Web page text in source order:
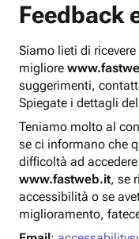
Feedback
Siamo lieti di
migliore
suggerimenti,
Spiegate i dettagli
Teniamo molto al
se ci informano che
difficoltà ad
www.fastweb.it, se
accessibilità o se
miglioramento,